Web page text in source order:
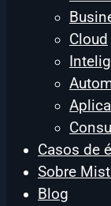
Cloud
Casos de
Sobre
Blog